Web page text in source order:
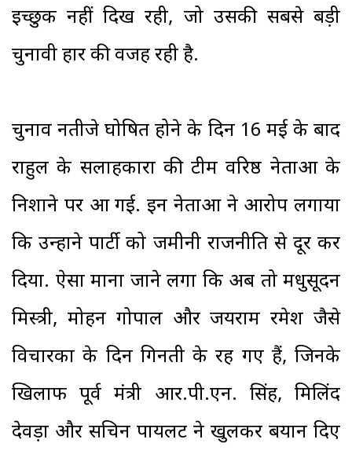
इच्छुक नहीं दिख रही, जो उसकी सबसे बड़ी
चुनावी हार की वजह रही है.
चुनाव नतीजे घोषित होने के दिन 16 मई के बाद
राहुल के सलाहकारों की टीम वरिष्ठ नेताओं के
निशाने पर आ गई. इन नेताओं ने आरोप लगाया
कि उन्होंने पार्टी को जमीनी राजनीति से दूर कर
दिया. ऐसा माना जाने लगा कि अब तो मधुसूदन
मिस्त्री, मोहन गोपाल और जयराम रमेश जैसे
विचारकों के दिन गिनती के रह गए हैं, जिनके
खिलाफ पूर्व मंत्री आर.पी.एन. सिंह, मिलिंद
देवड़ा और सचिन पायलट ने खुलकर बयान दिए